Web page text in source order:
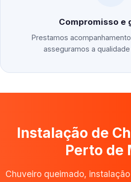
Compromisso e
Prestamos
asseguramos a
Instalação de
Perto de
Chuveiro queimado,